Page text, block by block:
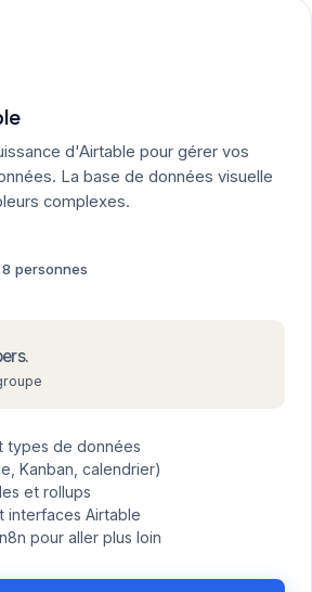
d'Airtable pour gérer vos
La base de données visuelle
complexes.
8 personnes
types de données
Kanban, calendrier)
et rollups
interfaces Airtable
pour aller plus loin